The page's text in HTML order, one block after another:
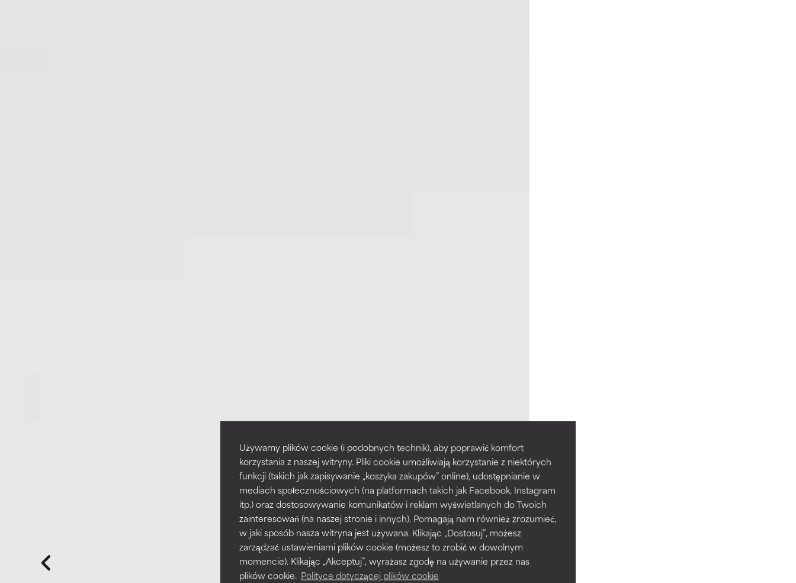
Używamy plików cookie (i podobnych technik), aby poprawić komfort
korzystania z naszej witryny. Pliki cookie umożliwiają korzystanie z niektórych
funkcji (takich jak zapisywanie „koszyka zakupów” online), udostępnianie w
mediach społecznościowych (na platformach takich jak Facebook, Instagram
itp.) oraz dostosowywanie komunikatów i reklam wyświetlanych do Twoich
zainteresowań (na naszej stronie i innych). Pomagają nam również zrozumieć,
w jaki sposób nasza witryna jest używana. Klikając „Dostosuj”, możesz
zarządzać ustawieniami plików cookie (możesz to zrobić w dowolnym
momencie). Klikając „Akceptuj”, wyrażasz zgodę na używanie przez nas
plików cookie. Polityce dotyczącej plików cookie